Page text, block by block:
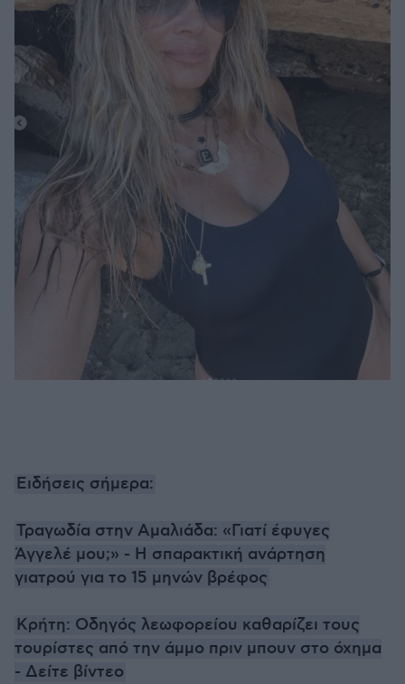
Ειδήσεις σήμερα:
Τραγωδία στην Αμαλιάδα: «Γιατί έφυγες
Άγγελέ μου;» - Η σπαρακτική ανάρτηση
γιατρού για το 15 μηνών βρέφος
Κρήτη: Οδηγός λεωφορείου καθαρίζει τους
τουρίστες από την άμμο πριν μπουν στο όχημα
- Δείτε βίντεο